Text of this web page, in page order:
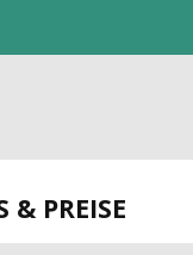
& PREISE